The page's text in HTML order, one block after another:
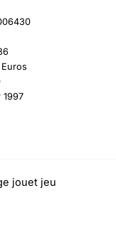
1997
jouet jeu